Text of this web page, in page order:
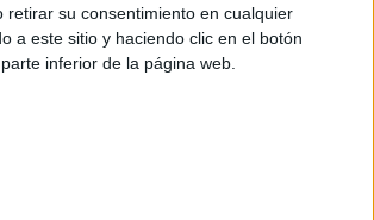
retirar su consentimiento en cualquier
a este sitio y haciendo clic en el botón
inferior de la página web.
en elcampeonato alevín de
fue en 50 braza, una modalidad de
joven delCN Caballasabe lo que es